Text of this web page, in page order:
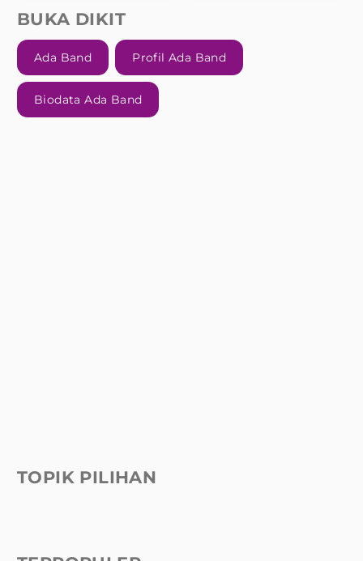
BUKA DIKIT
Ada Band Profil Ada Band
Biodata Ada Band
TOPIK PILIHAN